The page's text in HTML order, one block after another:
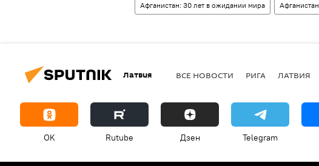
Афганистан: 30 лет в ожидании мира Афганистан
Латвия ВСЕ НОВОСТИ РИГА ЛАТВИЯ
OK Rutube Дзен Telegram